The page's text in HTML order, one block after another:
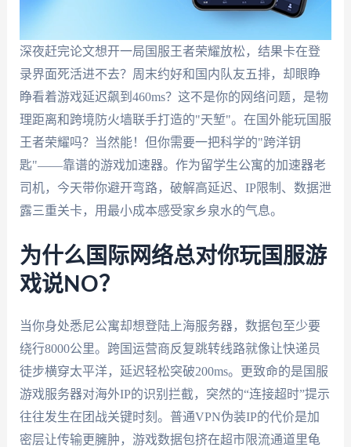
深夜赶完论文想开一局国服王者荣耀放松，结果卡在登
录界面死活进不去？周末约好和国内队友五排，却眼睁
睁看着游戏延迟飙到460ms？这不是你的网络问题，是物
理距离和跨境防火墙联手打造的"天堑"。在国外能玩国服
王者荣耀吗？当然能！但你需要一把科学的"跨洋钥
匙"——靠谱的游戏加速器。作为留学生公寓的加速器老
司机，今天带你避开弯路，破解高延迟、IP限制、数据泄
露三重关卡，用最小成本感受家乡泉水的气息。
为什么国际网络总对你玩国服游
戏说NO？
当你身处悉尼公寓却想登陆上海服务器，数据包至少要
绕行8000公里。跨国运营商反复跳转线路就像让快递员
徒步横穿太平洋，延迟轻松突破200ms。更致命的是国服
游戏服务器对海外IP的识别拦截，突然的“连接超时”提示
往往发生在团战关键时刻。普通VPN伪装IP的代价是加
密层让传输更臃肿，游戏数据包挤在超市限流通道里龟